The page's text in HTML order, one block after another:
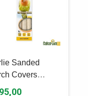
Sanded
Covers
Kuş Tüneği